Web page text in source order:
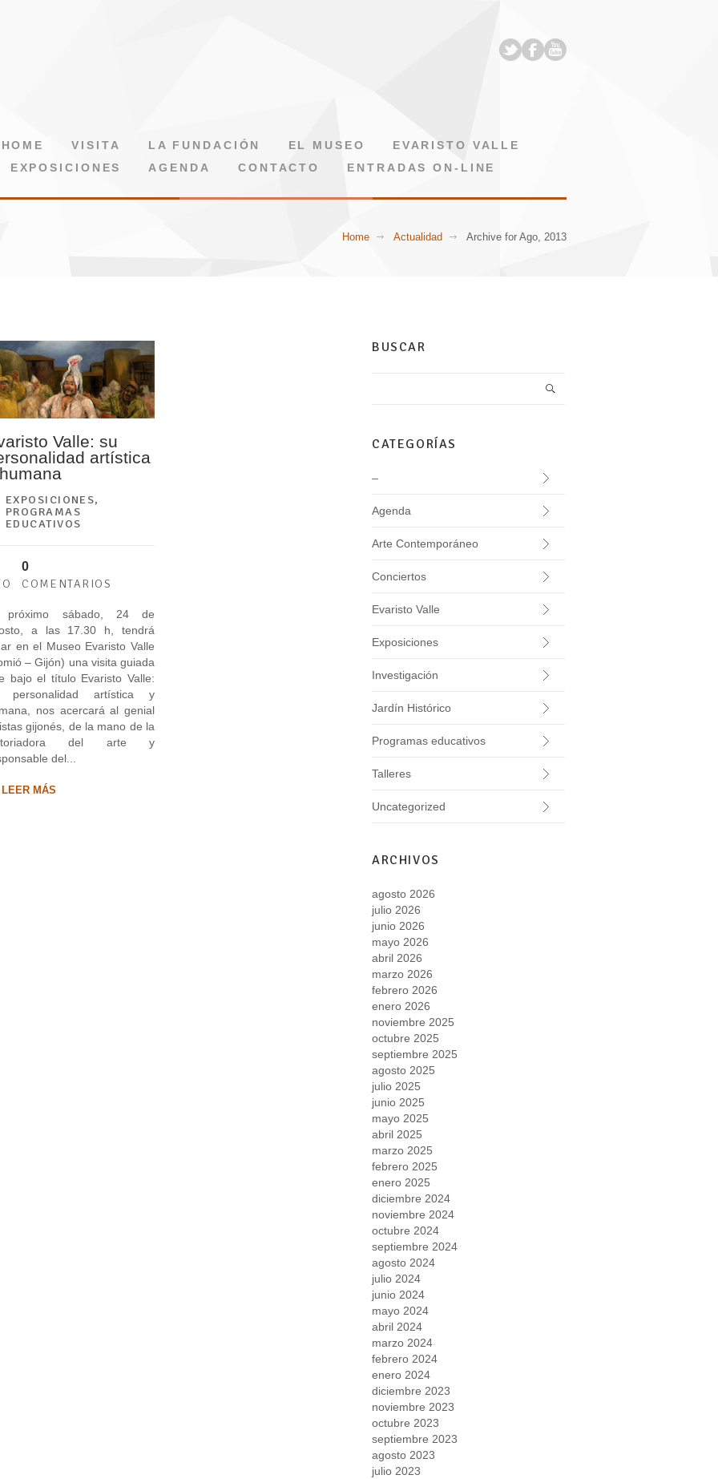
HOME VISITA LA FUNDACIÓN EL MUSEO
EVARISTO VALLE
EXPOSICIONES
AGENDA CONTACTO ENTRADAS ON-LINE
Home Actualidad Archive for Ago, 2013
Valle: su
artística
EXPOSICIONES,
PROGRAMAS
EDUCATIVOS
0
COMENTARIOS
próximo sábado, 24 de
a las 17.30 h, tendrá
en el Museo Evaristo Valle
– Gijón) una visita guiada
bajo el título Evaristo Valle:
personalidad artística y
nos acercará al genial
gijonés, de la mano de la
del arte y
del...
LEER MÁS
BUSCAR
CATEGORÍAS
–
Agenda
Arte Contemporáneo
Conciertos
Evaristo Valle
Exposiciones
Investigación
Jardín Histórico
Programas educativos
Talleres
Uncategorized
ARCHIVOS
agosto 2026
julio 2026
junio 2026
mayo 2026
abril 2026
marzo 2026
febrero 2026
enero 2026
noviembre 2025
octubre 2025
septiembre 2025
agosto 2025
julio 2025
junio 2025
mayo 2025
abril 2025
marzo 2025
febrero 2025
enero 2025
diciembre 2024
noviembre 2024
octubre 2024
septiembre 2024
agosto 2024
julio 2024
junio 2024
mayo 2024
abril 2024
marzo 2024
febrero 2024
enero 2024
diciembre 2023
noviembre 2023
octubre 2023
septiembre 2023
agosto 2023
julio 2023